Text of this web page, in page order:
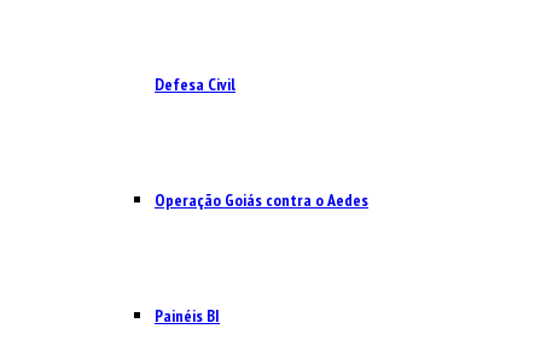
Defesa Civil
Operação Goiás contra o Aedes
Painéis BI